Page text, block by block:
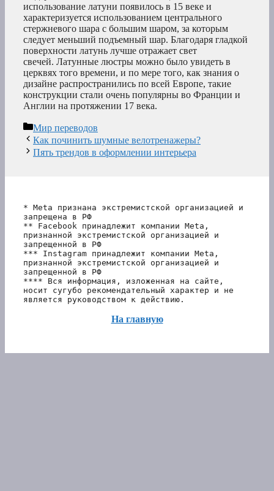
использование латуни появилось в 15 веке и
характеризуется использованием центрального
стержневого шара с большим шаром, за которым
следует меньший подъемный шар. Благодаря гладкой
поверхности латунь лучше отражает свет
свечей. Латунные люстры можно было увидеть в
церквях того времени, и по мере того, как знания о
дизайне распространились по всей Европе, такие
конструкции стали очень популярны во Франции и
Англии на протяжении 17 века.
Рубрики
Мир переводов
Как починить шумные велотренажеры?
Пять трендов в оформлении интерьера
* Meta признана экстремистской организацией и
запрещена в РФ
** Facebook принадлежит компании Meta,
признанной экстремистской организацией и
запрещенной в РФ
*** Instagram принадлежит компании Meta,
признанной экстремистской организацией и
запрещенной в РФ
**** Вся информация, изложенная на сайте,
носит сугубо рекомендательный характер и не
является руководством к действию.
На главную